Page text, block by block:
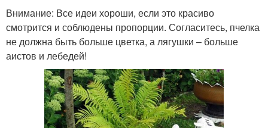
Внимание: Все идеи хороши, если это красиво
смотрится и соблюдены пропорции. Согласитесь, пчелка
не должна быть больше цветка, а лягушки – больше
аистов и лебедей!